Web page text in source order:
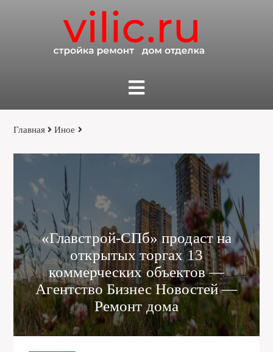
Главная Иное
«Главстрой-СПб» продаст на
открытых торгах 13
коммерческих объектов —
Агентство Бизнес Новостей —
Ремонт дома